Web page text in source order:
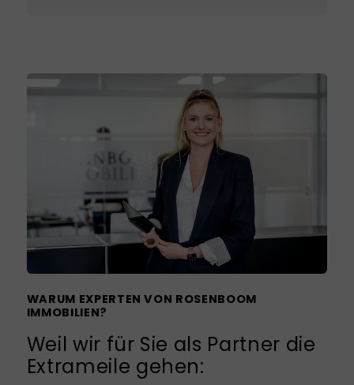
WARUM EXPERTEN VON ROSENBOOM
IMMOBILIEN?
Weil wir für Sie als Partner die
Extrameile gehen: